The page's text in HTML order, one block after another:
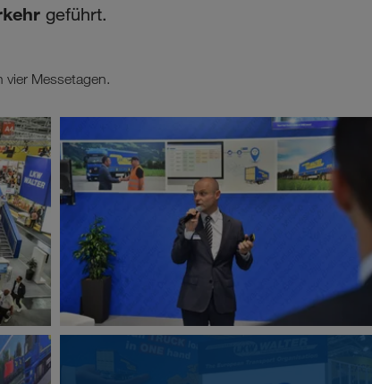
geführt.
vier Messetagen.